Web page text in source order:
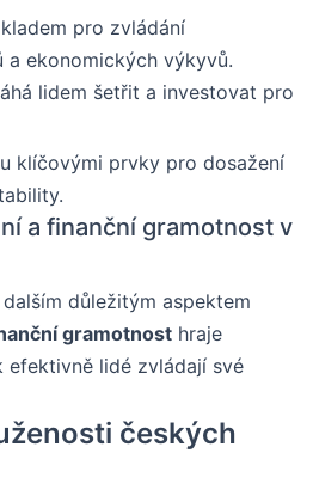
pro zvládání
a ekonomických výkyvů.
lidem šetřit a investovat pro
klíčovými prvky pro dosažení
a finanční gramotnost v
důležitým aspektem
gramotnost hraje
lidé zvládají své
českých